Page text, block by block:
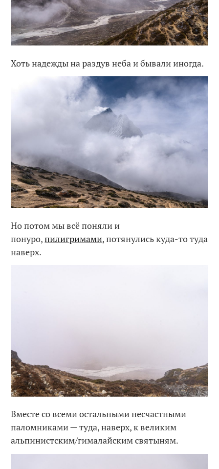
Хоть надежды на раздув неба и бывали иногда.
Но потом мы всё поняли и
понуро,пилигримами, потянулись куда-то туда
наверх.
Вместе со всеми остальными несчастными
паломниками — туда, наверх, к великим
альпинистским/гималайским святыням.